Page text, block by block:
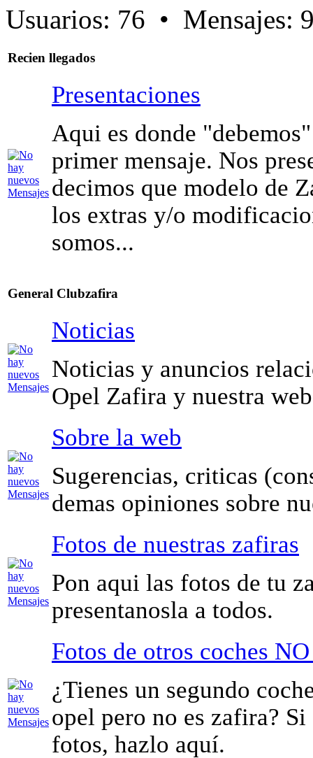
Usuarios: 76 • Mensajes:
Recien llegados
Presentaciones
Aqui es donde
primer mensaje. Nos
decimos que modelo de
los extras y/o
somos...
General Clubzafira
Noticias
Noticias y anuncios
Opel Zafira y nuestra
Sobre la web
Sugerencias, criticas
demas opiniones sobre
Fotos de nuestras zafiras
Pon aqui las fotos de tu
presentanosla a todos.
Fotos de otros coches
¿Tienes un segundo
opel pero no es zafira?
fotos, hazlo aquí.